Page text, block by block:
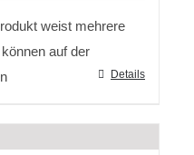
weist mehrere
auf der
Details